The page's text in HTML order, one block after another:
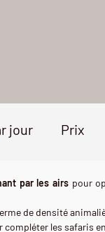
jour Prix
par les airs pour
de densité
compléter les safaris